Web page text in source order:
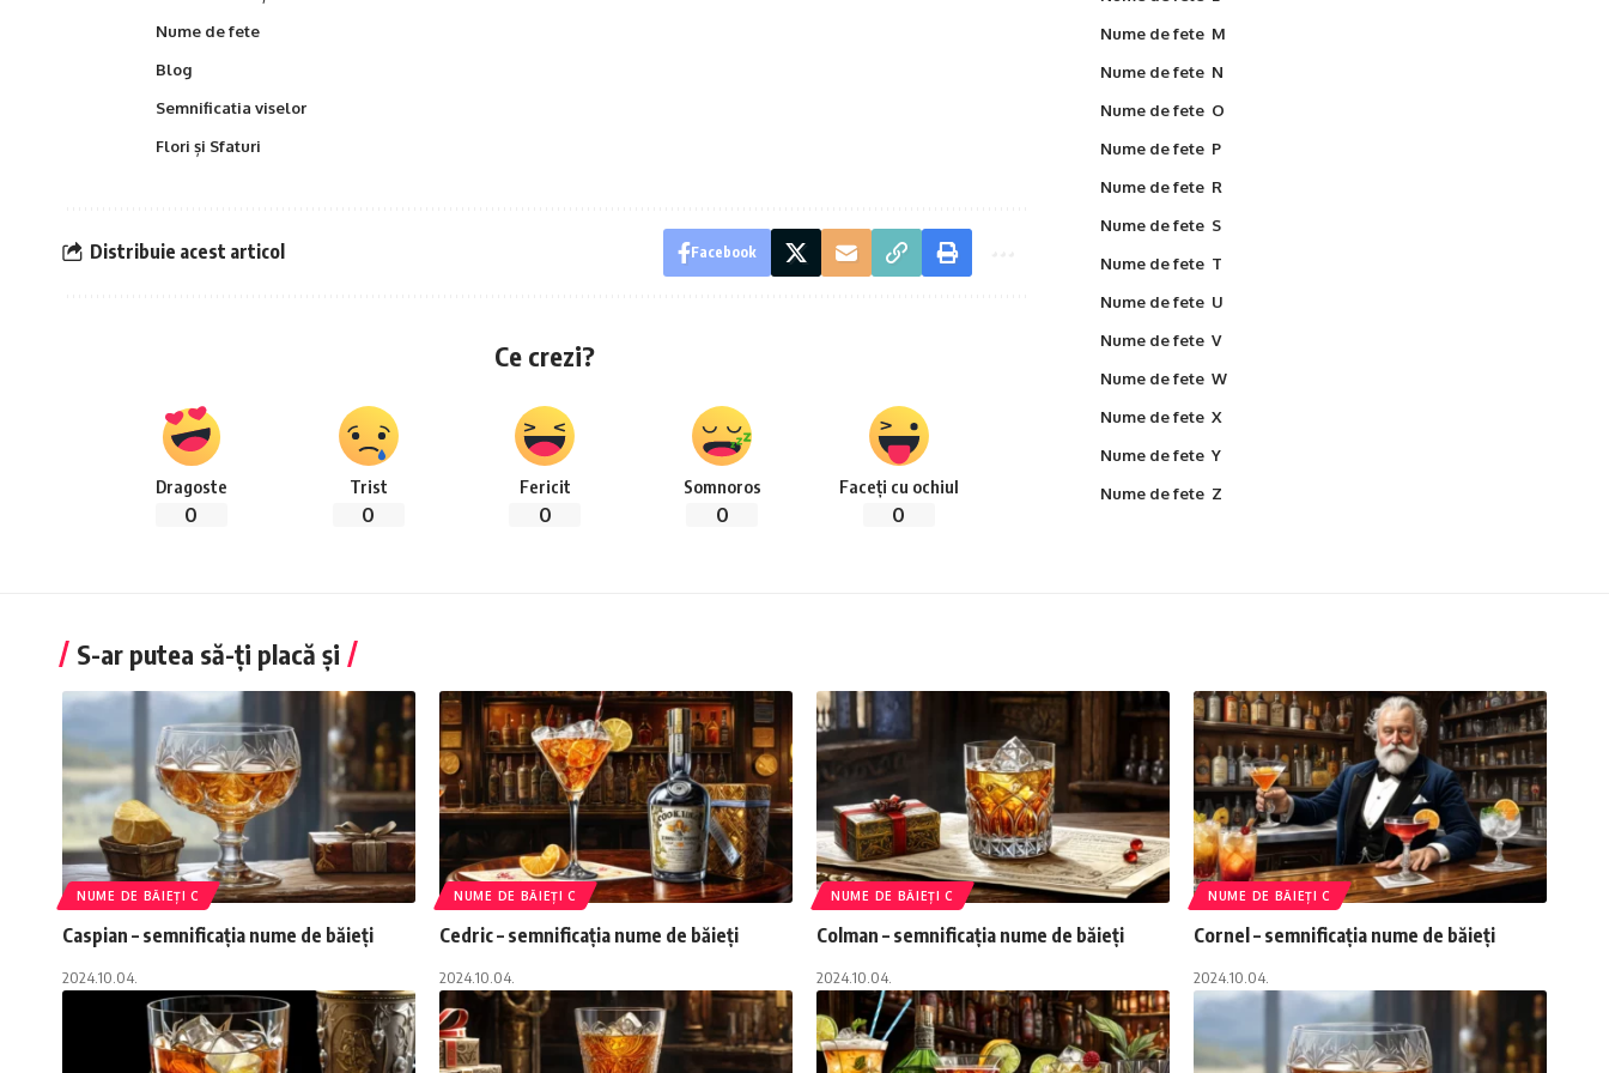
Nume de fete
Blog
Semnificatia viselor
Flori și Sfaturi
Distribuie acest articol Facebook
Ce crezi?
Dragoste
0
Trist
0
Fericit
0
Somnoros
0
Faceți cu ochiul
0
Nume de fete M
Nume de fete N
Nume de fete O
Nume de fete P
Nume de fete R
Nume de fete S
Nume de fete T
Nume de fete U
Nume de fete V
Nume de fete W
Nume de fete X
Nume de fete Y
Nume de fete Z
S-ar putea să-ți placă și
NUME DE BĂIEȚI C
Caspian – semnificația nume de băieți
2024.10.04.
NUME DE BĂIEȚI C
Cedric – semnificația nume de băieți
2024.10.04.
NUME DE BĂIEȚI C
Colman – semnificația nume de băieți
2024.10.04.
NUME DE BĂIEȚI C
Cornel – semnificația nume de băieți
2024.10.04.